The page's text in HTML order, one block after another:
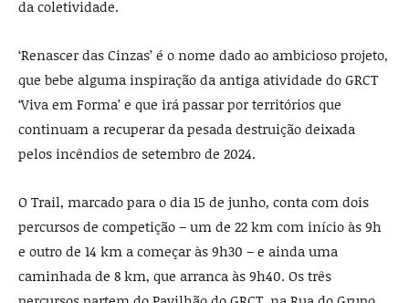
da coletividade.
‘Renascer das Cinzas’ é o nome dado ao ambicioso projeto,
que bebe alguma inspiração da antiga atividade do GRCT
‘Viva em Forma’ e que irá passar por territórios que
continuam a recuperar da pesada destruição deixada
pelos incêndios de setembro de 2024.
O Trail, marcado para o dia 15 de junho, conta com dois
percursos de competição – um de 22 km com início às 9h
e outro de 14 km a começar às 9h30 – e ainda uma
caminhada de 8 km, que arranca às 9h40. Os três